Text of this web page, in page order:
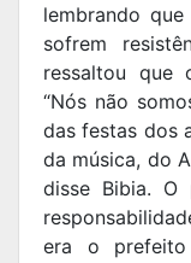
lembrando
sofrem
ressaltou que
“Nós não
das festas dos
da música, do
disse Bibia. O
era o